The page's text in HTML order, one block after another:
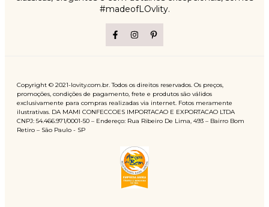
#madeofLOvlity.
Copyright © 2021-lovity.com.br. Todos os direitos reservados. Os preços,
promoções, condições de pagamento, frete e produtos são válidos
exclusivamente para compras realizadas via internet. Fotos meramente
ilustrativas. DA MAMI CONFECCOES IMPORTACAO E EXPORTACAO LTDA
CNPJ: 54.466.971/0001-50 – Endereço: Rua Ribeiro De Lima, 493 – Bairro Bom
Retiro – São Paulo - SP